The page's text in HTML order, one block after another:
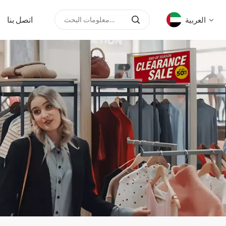
اتصل بنا العربية
English
русский
español
العربية